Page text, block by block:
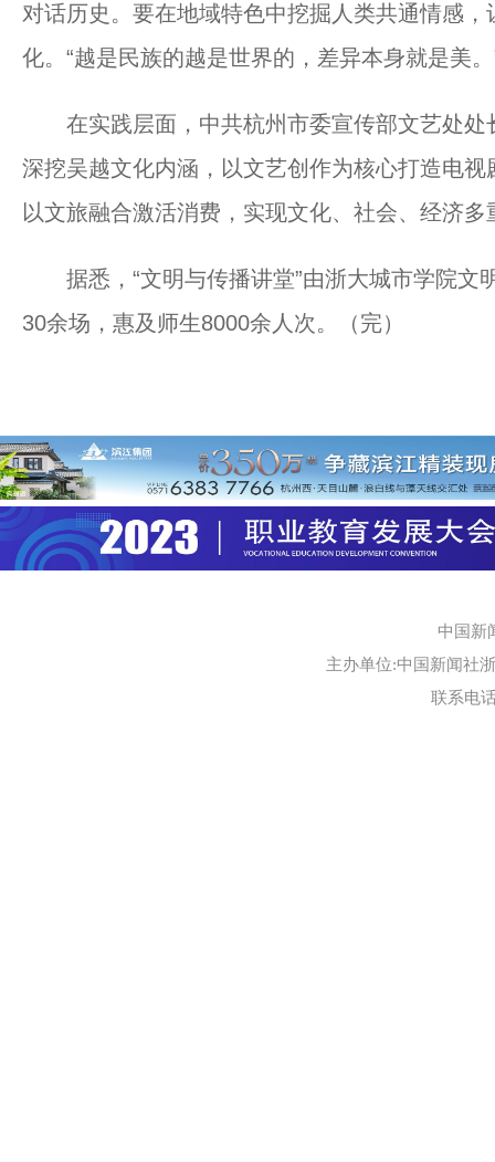
对话历史。要在地域特色中挖掘人类共通情感
化。“越是民族的越是世界的，差异本身就是美。
在实践层面，中共杭州市委宣传部文艺处处
深挖吴越文化内涵，以文艺创作为核心打造电
以文旅融合激活消费，实现文化、社会、经济多
据悉，“文明与传播讲堂”由浙大城市学院文
30余场，惠及师生8000余人次。（完）
中国新
主办单位:中国新闻社
联系电